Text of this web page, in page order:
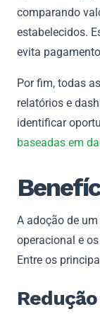
comparando
estabelecidos.
evita
Por fim, todas
relatórios e
identificar
baseadas em
A adoção de
operacional e
Entre os